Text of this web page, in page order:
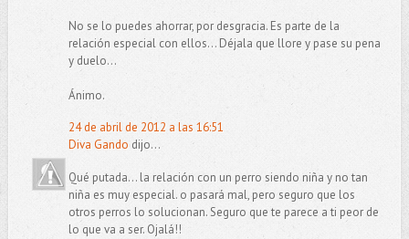
No se lo puedes ahorrar, por desgracia. Es parte de la
relación especial con ellos... Déjala que llore y pase su pena
y duelo...
Ánimo.
24 de abril de 2012 a las 16:51
Diva Gando dijo...
Qué putada... la relación con un perro siendo niña y no tan
niña es muy especial. o pasará mal, pero seguro que los
otros perros lo solucionan. Seguro que te parece a ti peor de
lo que va a ser. Ojalá!!